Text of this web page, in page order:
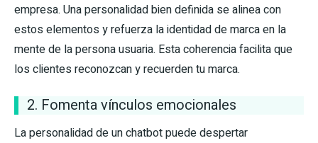
empresa. Una personalidad bien definida se alinea con
estos elementos y refuerza la identidad de marca en la
mente de la persona usuaria. Esta coherencia facilita que
los clientes reconozcan y recuerden tu marca.
2. Fomenta vínculos emocionales
La personalidad de un chatbot puede despertar